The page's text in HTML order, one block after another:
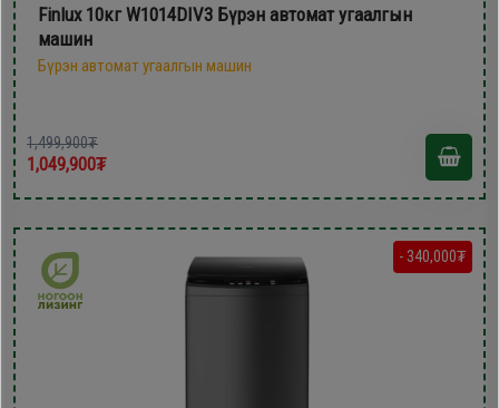
Finlux 10кг W1014DIV3 Бүрэн автомат угаалгын
машин
Бүрэн автомат угаалгын машин
1,499,900₮
1,049,900₮
- 340,000₮